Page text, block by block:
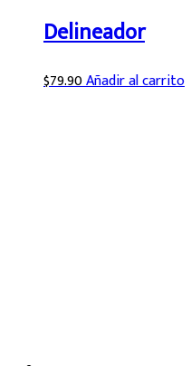
Delineador
$79.90Añadir al carrito